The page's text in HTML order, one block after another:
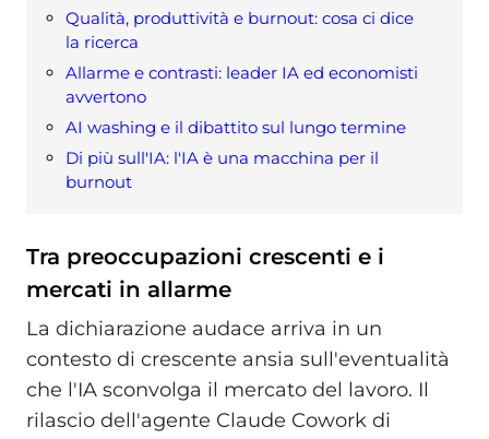
Qualità, produttività e burnout: cosa ci dice
la ricerca
Allarme e contrasti: leader IA ed economisti
avvertono
AI washing e il dibattito sul lungo termine
Di più sull'IA: l'IA è una macchina per il
burnout
Tra preoccupazioni crescenti e i
mercati in allarme
La dichiarazione audace arriva in un
contesto di crescente ansia sull'eventualità
che l'IA sconvolga il mercato del lavoro. Il
rilascio dell'agente Claude Cowork di